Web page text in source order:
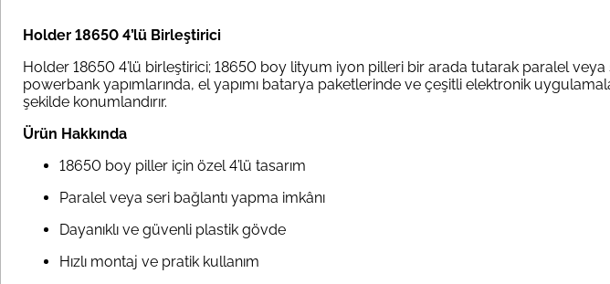
Holder 18650 4’lü Birleştirici
Holder 18650 4’lü birleştirici; 18650 boy lityum iyon pilleri bir arada tutarak paralel
powerbank yapımlarında, el yapımı batarya paketlerinde ve çeşitli elektronik
şekilde konumlandırır.
Ürün Hakkında
18650 boy piller için özel 4’lü tasarım
Paralel veya seri bağlantı yapma imkânı
Dayanıklı ve güvenli plastik gövde
Hızlı montaj ve pratik kullanım